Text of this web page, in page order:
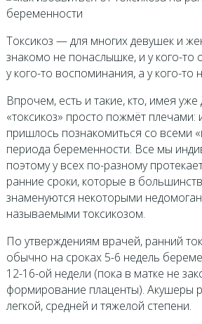
Токсикоз — для многих девушек и
знакомо не понаслышке, и у кого-то
у кого-то воспоминания, а у кого-то
Впрочем, есть и такие, кто, имея уже
«токсикоз» просто пожмёт плечами:
пришлось познакомиться со всеми
периода беременности. Все мы
поэтому у всех по-разному
ранние сроки, которые в
знаменуются некоторыми
называемыми токсикозом.
По утверждениям врачей, ранний
обычно на сроках 5-6 недель
12-16-ой недели (пока в матке не
формирование плаценты). Акушеры
легкой, средней и тяжелой степени.